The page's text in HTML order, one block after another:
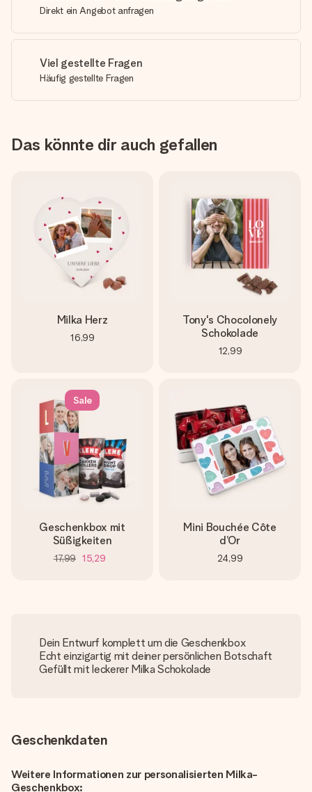
Direkt ein Angebot anfragen
Viel gestellte Fragen
Häufig gestellte Fragen
Das könnte dir auch gefallen
Milka Herz
16,99
Tony's Chocolonely
Schokolade
12,99
Sale
Geschenkbox mit
Süßigkeiten
17,99 15,29
Mini Bouchée Côte
d’Or
24,99
Dein Entwurf komplett um die Geschenkbox
Echt einzigartig mit deiner persönlichen Botschaft
Gefüllt mit leckerer Milka Schokolade
Geschenkdaten
Weitere Informationen zur personalisierten Milka-
Geschenkbox: